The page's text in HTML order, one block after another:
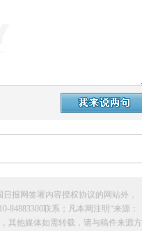
报网签署内容授权协议的网站外，
联系；凡本网注明“来源：
其他媒体如需转载，请与稿件来源方